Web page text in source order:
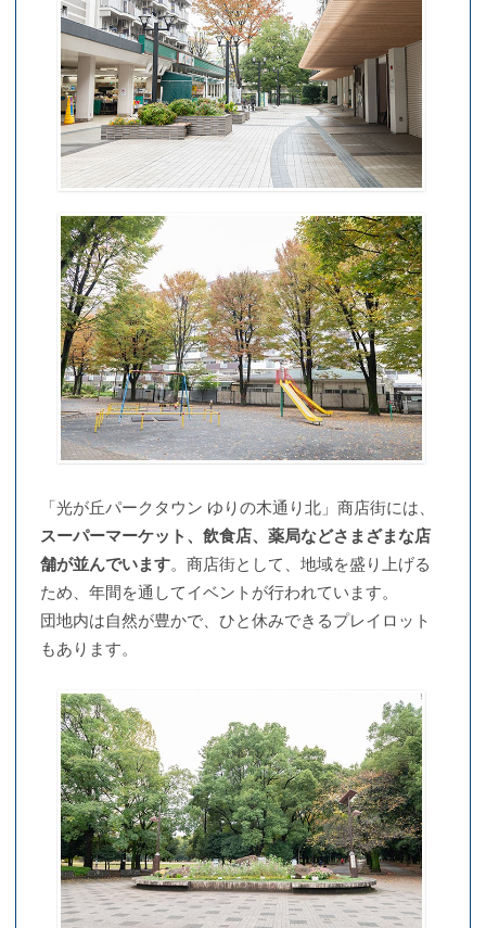
「光が丘パークタウン ゆりの木通り北」商店街には、
スーパーマーケット、飲食店、薬局などさまざまな店
舗が並んでいます。商店街として、地域を盛り上げる
ため、年間を通してイベントが行われています。
団地内は自然が豊かで、ひと休みできるプレイロット
もあります。